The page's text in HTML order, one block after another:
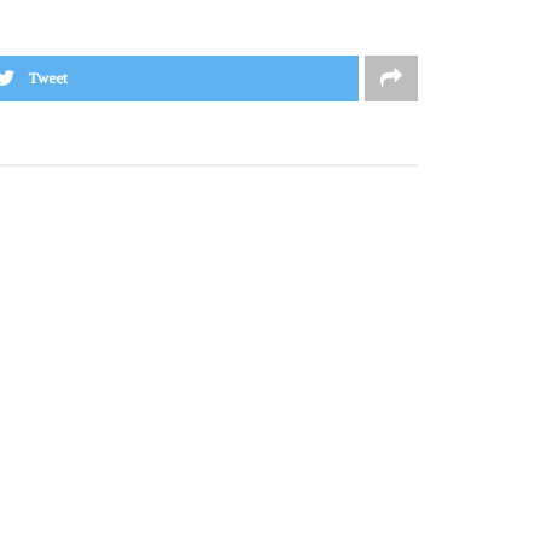
Tweet